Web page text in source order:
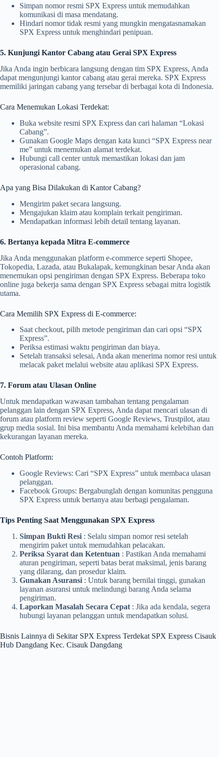
Simpan nomor resmi SPX Express untuk memudahkan
komunikasi di masa mendatang.
Hindari nomor tidak resmi yang mungkin mengatasnamakan
SPX Express untuk menghindari penipuan.
5. Kunjungi Kantor Cabang atau Gerai SPX Express
Jika Anda ingin berbicara langsung dengan tim SPX Express, Anda
dapat mengunjungi kantor cabang atau gerai mereka. SPX Express
memiliki jaringan cabang yang tersebar di berbagai kota di Indonesia.
Cara Menemukan Lokasi Terdekat:
Buka website resmi SPX Express dan cari halaman “Lokasi
Cabang”.
Gunakan Google Maps dengan kata kunci “SPX Express near
me” untuk menemukan alamat terdekat.
Hubungi call center untuk memastikan lokasi dan jam
operasional cabang.
Apa yang Bisa Dilakukan di Kantor Cabang?
Mengirim paket secara langsung.
Mengajukan klaim atau komplain terkait pengiriman.
Mendapatkan informasi lebih detail tentang layanan.
6. Bertanya kepada Mitra E-commerce
Jika Anda menggunakan platform e-commerce seperti Shopee,
Tokopedia, Lazada, atau Bukalapak, kemungkinan besar Anda akan
menemukan opsi pengiriman dengan SPX Express. Beberapa toko
online juga bekerja sama dengan SPX Express sebagai mitra logistik
utama.
Cara Memilih SPX Express di E-commerce:
Saat checkout, pilih metode pengiriman dan cari opsi “SPX
Express”.
Periksa estimasi waktu pengiriman dan biaya.
Setelah transaksi selesai, Anda akan menerima nomor resi untuk
melacak paket melalui website atau aplikasi SPX Express.
7. Forum atau Ulasan Online
Untuk mendapatkan wawasan tambahan tentang pengalaman
pelanggan lain dengan SPX Express, Anda dapat mencari ulasan di
forum atau platform review seperti Google Reviews, Trustpilot, atau
grup media sosial. Ini bisa membantu Anda memahami kelebihan dan
kekurangan layanan mereka.
Contoh Platform:
Google Reviews: Cari “SPX Express” untuk membaca ulasan
pelanggan.
Facebook Groups: Bergabunglah dengan komunitas pengguna
SPX Express untuk bertanya atau berbagi pengalaman.
Tips Penting Saat Menggunakan SPX Express
Simpan Bukti Resi : Selalu simpan nomor resi setelah
mengirim paket untuk memudahkan pelacakan.
Periksa Syarat dan Ketentuan : Pastikan Anda memahami
aturan pengiriman, seperti batas berat maksimal, jenis barang
yang dilarang, dan prosedur klaim.
Gunakan Asuransi : Untuk barang bernilai tinggi, gunakan
layanan asuransi untuk melindungi barang Anda selama
pengiriman.
Laporkan Masalah Secara Cepat : Jika ada kendala, segera
hubungi layanan pelanggan untuk mendapatkan solusi.
Bisnis Lainnya di Sekitar SPX Express Terdekat SPX Express Cisauk
Hub Dangdang Kec. Cisauk Dangdang